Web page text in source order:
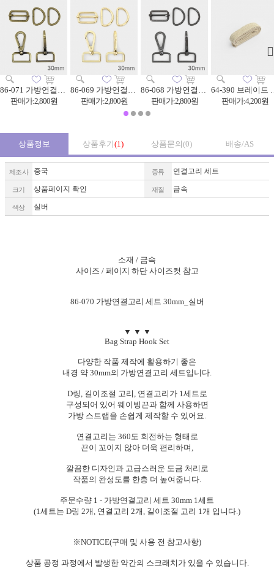
86-071 가방연결고리 세트 30mm_앤틱골드
판매가:2,800원
86-069 가방연결고리 세트 30mm_골드
판매가:2,800원
86-068 가방연결고리 세트 30mm_메탈그레이
판매가:2,800원
64-390
판매가:4,200원
상품정보 상품후기(1) 상품문의(0) 배송/AS
제조사 중국 종류 연결고리 세트
크기 상품페이지 확인 재질 금속
색상 실버
소재 / 금속
사이즈 / 페이지 하단 사이즈컷 참고
86-070 가방연결고리 세트 30mm_실버
▼ ▼ ▼
Bag Strap Hook Set
다양한 작품 제작에 활용하기 좋은
내경 약 30mm의 가방연결고리 세트입니다.
D링, 길이조절 고리, 연결고리가 1세트로
구성되어 있어 웨이빙끈과 함께 사용하면
가방 스트랩을 손쉽게 제작할 수 있어요.
연결고리는 360도 회전하는 형태로
끈이 꼬이지 않아 더욱 편리하며,
깔끔한 디자인과 고급스러운 도금 처리로
작품의 완성도를 한층 더 높여줍니다.
주문수량 1 - 가방연결고리 세트 30mm 1세트
(1세트는 D링 2개, 연결고리 2개, 길이조절 고리 1개 입니다.)
※NOTICE(구매 및 사용 전 참고사항)
상품 공정 과정에서 발생한 약간의 스크래치가 있을 수 있습니다.